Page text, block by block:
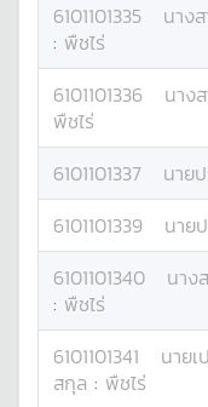
6101101335 นาง
: พืชไร่
6101101336 นาง
พืชไร่
6101101337 นาย
6101101339
นาย
6101101340
นาง
: พืชไร่
6101101341 นาย
สกุล : พืชไร่